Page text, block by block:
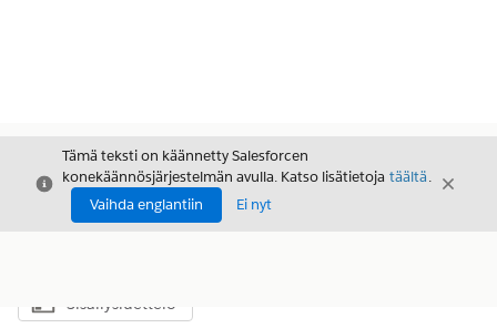
Sulje
Tämä teksti on käännetty Salesforcen
konekäännösjärjestelmän avulla. Katso lisätietoja täältä.
Vaihda englantiin
Ei nyt
Sulje
Näytä sisällysluettelo
Sisällysluettelo